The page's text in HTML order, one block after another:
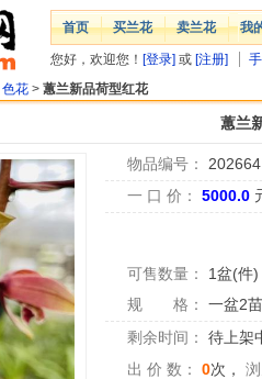
首页 买兰花 卖兰花 我
您好，欢迎您！ [登录] 或 [注册]
色花 > 蕙兰新品荷型红花
蕙兰
物品编号：
一 口 价：
5000.0
可售数量： 1盆(件)
规 格：
一盆2苗
剩余时间：
待上架
出 价 数：
0次，